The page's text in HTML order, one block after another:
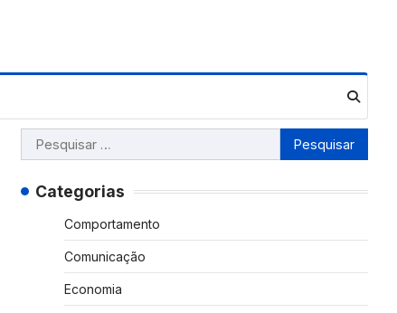
Pesquisar
por:
Categorias
Comportamento
Comunicação
Economia